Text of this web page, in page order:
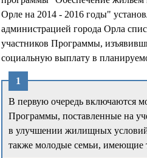
Орле на 2014 - 2016 годы"
администрацией города Орла
участников Программы,
социальную выплату в
В первую очередь включаются
Программы, поставленные на
в улучшении жилищных условий
также молодые семьи, имеющие